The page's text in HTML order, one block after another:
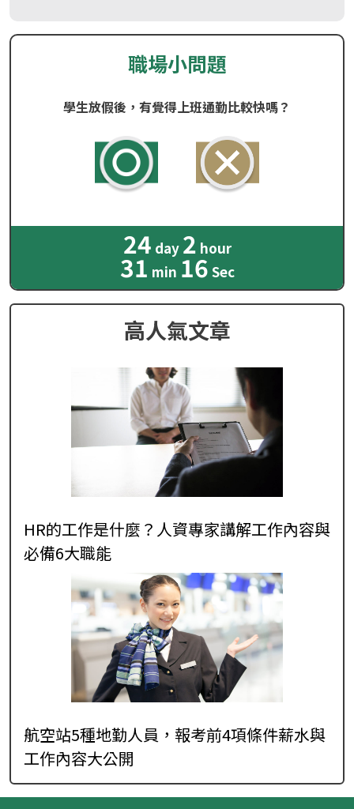
職場小問題
學生放假後，有覺得上班通勤比較快嗎？
24 day 2 hour
31 min 15 Sec
高人氣文章
HR的工作是什麼？人資專家講解工作內容與
必備6大職能
航空站5種地勤人員，報考前4項條件薪水與
工作內容大公開